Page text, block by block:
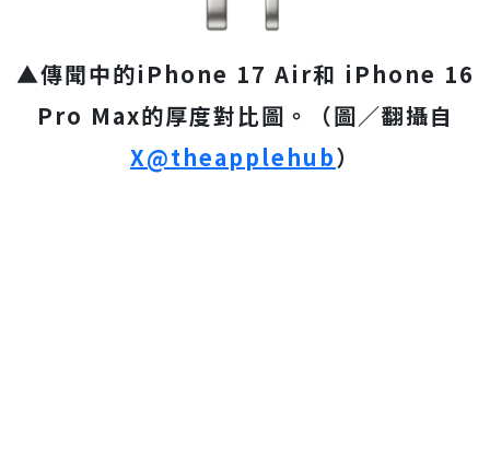
▲傳聞中的iPhone 17 Air和 iPhone 16
Pro Max的厚度對比圖。（圖／翻攝自
X@theapplehub）